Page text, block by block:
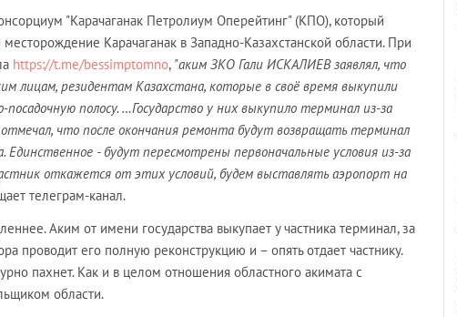
"Карачаганак Петролиум Оперейтинг" (КПО), который
Карачаганак в Западно-Казахстанской области. При
https://t.me/bessimptomno, "аким ЗКО Гали ИСКАЛИЕВ заявлял, что
лицам, резидентам Казахстана, которые в своё время выкупили
полосу. …Государство у них выкупило терминал из-за
что после окончания ремонта будут возвращать терминал
Единственное - будут пересмотрены первоначальные условия из-за
откажется от этих условий, будем выставлять аэропорт на
телеграм-канал.
Аким от имени государства выкупает у частника терминал, за
проводит его полную реконструкцию и – опять отдает частнику.
пахнет. Как и в целом отношения областного акимата с
области.